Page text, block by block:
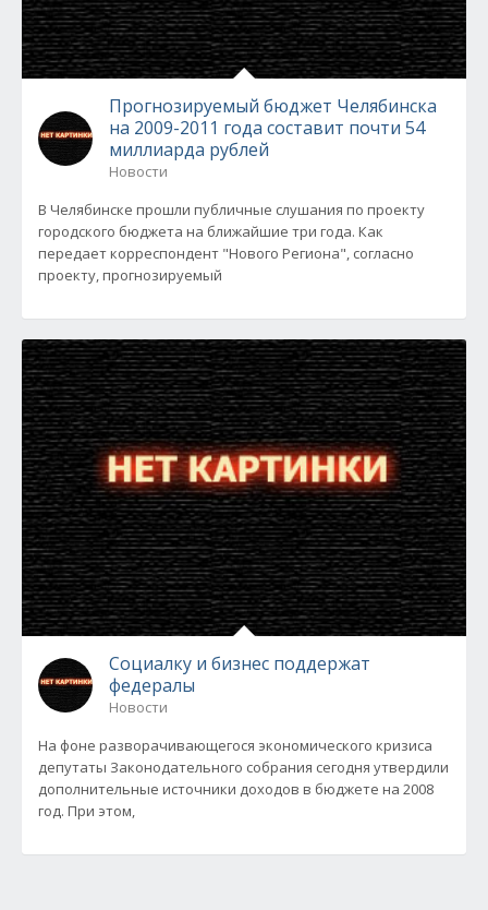
Прогнозируемый бюджет Челябинска
на 2009-2011 года составит почти 54
миллиарда рублей
Новости
В Челябинске прошли публичные слушания по проекту
городского бюджета на ближайшие три года. Как
передает корреспондент "Нового Региона", согласно
проекту, прогнозируемый
Социалку и бизнес поддержат
федералы
Новости
На фоне разворачивающегося экономического кризиса
депутаты Законодательного собрания сегодня утвердили
дополнительные источники доходов в бюджете на 2008
год. При этом,